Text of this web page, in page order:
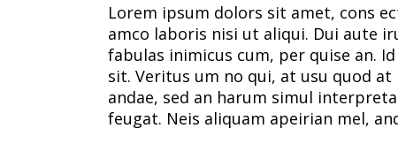
Lorem ipsum dolors sit amet, cons
amco laboris nisi ut aliqui. Dui aute
fabulas inimicus cum, per quise an.
sit. Veritus um no qui, at usu quod
andae, sed an harum simul
feugat. Neis aliquam apeirian mel,